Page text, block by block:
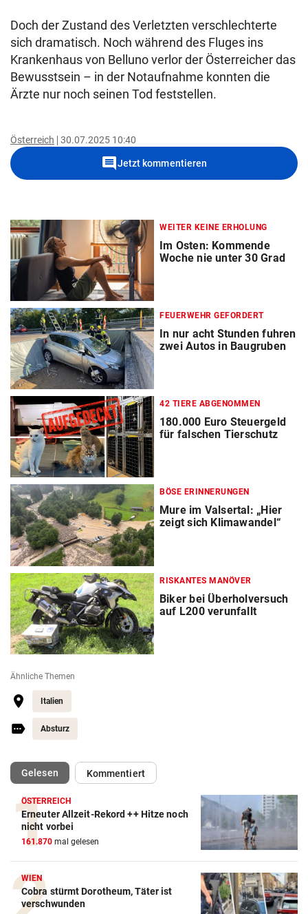
Doch der Zustand des Verletzten verschlechterte
sich dramatisch. Noch während des Fluges ins
Krankenhaus von Belluno verlor der Österreicher das
Bewusstsein – in der Notaufnahme konnten die
Ärzte nur noch seinen Tod feststellen.
Österreich 30.07.2025 10:40
commentJetzt kommentieren
WEITER KEINE ERHOLUNG
Im Osten: Kommende
Woche nie unter 30 Grad
FEUERWEHR GEFORDERT
In nur acht Stunden fuhren
zwei Autos in Baugruben
42 TIERE ABGENOMMEN
180.000 Euro Steuergeld
für falschen Tierschutz
BÖSE ERINNERUNGEN
Mure im Valsertal: „Hier
zeigt sich Klimawandel“
RISKANTES MANÖVER
Biker bei Überholversuch
auf L200 verunfallt
Ähnliche Themen
Italien
Absturz
Gelesen(ausgewählt)Kommentiert
ÖSTERREICH
Erneuter Allzeit-Rekord ++ Hitze noch
nicht vorbei
161.870 mal gelesen
WIEN
Cobra stürmt Dorotheum, Täter ist
verschwunden